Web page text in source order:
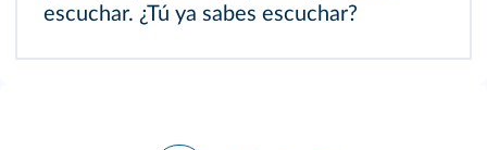
escuchar. ¿Tú ya sabes escuchar?